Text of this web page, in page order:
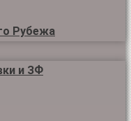
Рубежа
и ЗФ